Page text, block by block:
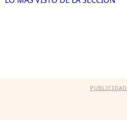
PUBLICIDAD